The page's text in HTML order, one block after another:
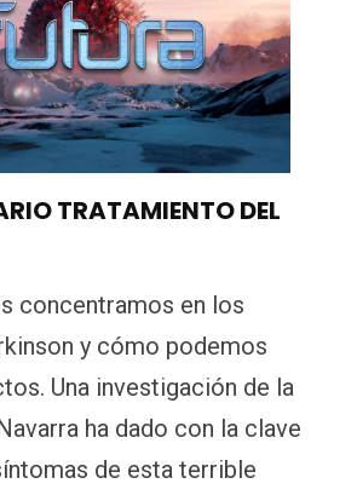
TRATAMIENTO DEL
concentramos en los
y cómo podemos
Una investigación de la
ha dado con la clave
de esta terrible